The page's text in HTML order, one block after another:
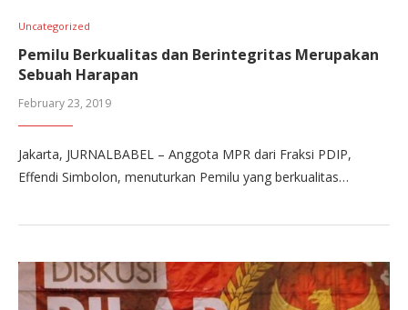
Uncategorized
Pemilu Berkualitas dan Berintegritas Merupakan
Sebuah Harapan
February 23, 2019
Jakarta, JURNALBABEL – Anggota MPR dari Fraksi PDIP,
Effendi Simbolon, menuturkan Pemilu yang berkualitas…